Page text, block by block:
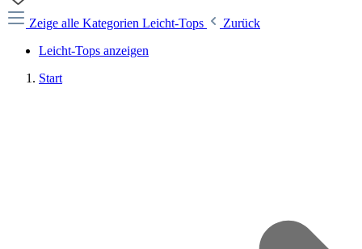
Zeige alle Kategorien Leicht-Tops
Zurück
Leicht-Tops anzeigen
Start